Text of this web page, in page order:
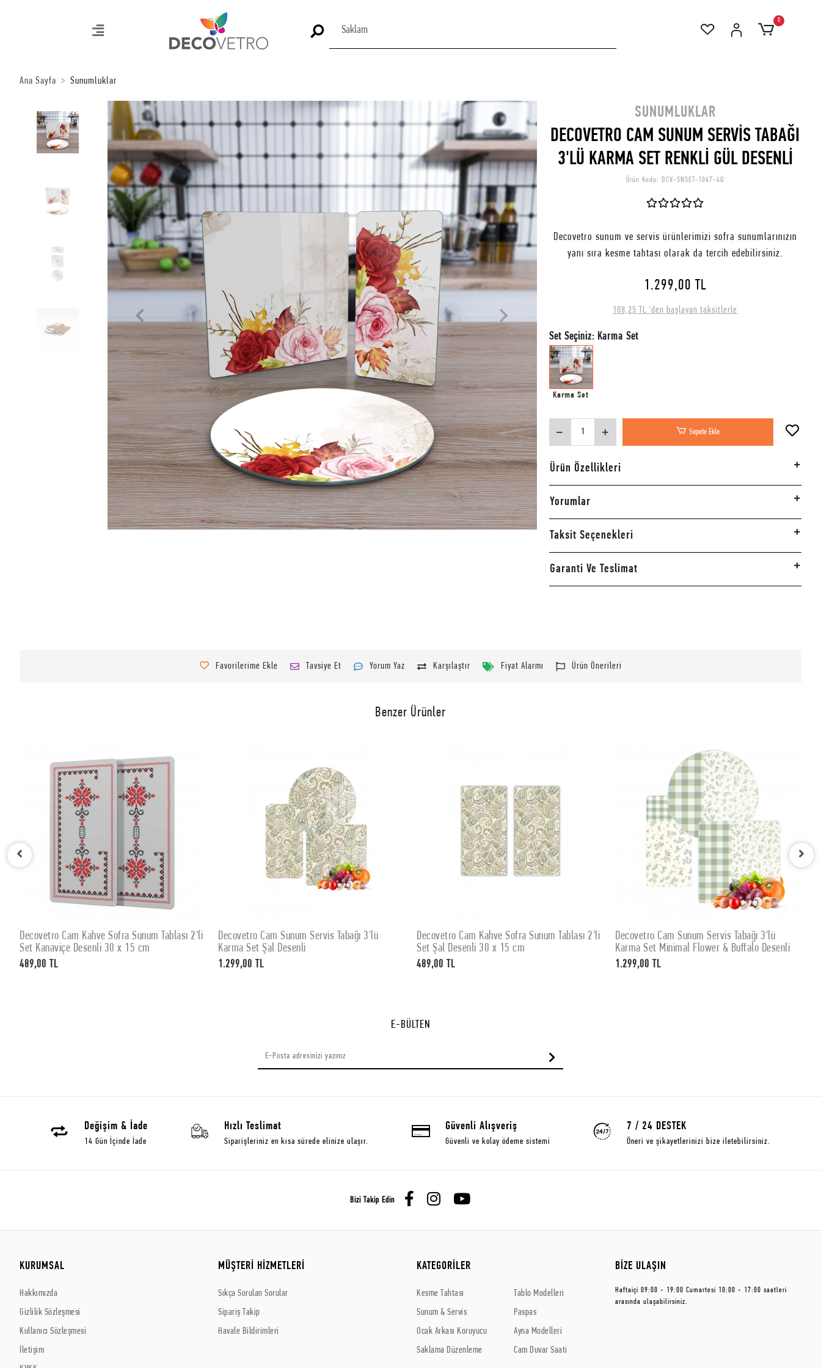
0
Ana Sayfa Sunumluklar
SUNUMLUKLAR
DECOVETRO CAM SUNUM SERVİS TABAĞI
3'LÜ KARMA SET RENKLİ GÜL DESENLİ
Ürün Kodu: DCV-SNSET-1067-4Q
Decovetro sunum ve servis ürünlerimizi sofra sunumlarınızın
yanı sıra kesme tahtası olarak da tercih edebilirsiniz.
1.299,00 TL
108,25 TL 'den başlayan taksitlerle
Set Seçiniz: Karma Set
Karma Set
Sepete Ekle
Ürün Özellikleri
Yorumlar
Taksit Seçenekleri
Garanti Ve Teslimat
Favorilerime Ekle Tavsiye Et Yorum Yaz Karşılaştır Fiyat Alarmı Ürün Önerileri
Benzer Ürünler
SEPETE EKLE
Decovetro Cam Kahve Sofra Sunum Tablası 2'li
Set Kanaviçe Desenli 30 x 15 cm
489,00 TL
SEPETE EKLE
Decovetro Cam Sunum Servis Tabağı 3'lü
Karma Set Şal Desenli
1.299,00 TL
SEPETE EKLE
Decovetro Cam Kahve Sofra Sunum Tablası 2'li
Set Şal Desenli 30 x 15 cm
489,00 TL
SEPETE EKLE
Decovetro Cam Sunum Servis Tabağı 3'lü
Karma Set Minimal Flower & Buffalo Desenli
1.299,00 TL
E-BÜLTEN
Değişim & İade
14 Gün İçinde İade
Hızlı Teslimat
Siparişleriniz en kısa sürede elinize ulaşır.
Güvenli Alışveriş
Güvenli ve kolay ödeme sistemi
7 / 24 DESTEK
Öneri ve şikayetlerinizi bize iletebilirsiniz.
Bizi Takip Edin
KURUMSAL
Hakkımızda
Gizlilik Sözleşmesi
Kullanıcı Sözleşmesi
İletişim
MÜŞTERİ HİZMETLERİ
Sıkça Sorulan Sorular
Sipariş Takip
Havale Bildirimleri
KATEGORİLER
Kesme Tahtası
Sunum & Servis
Ocak Arkası Koruyucu
Saklama Düzenleme
Tablo Modelleri
Paspas
Ayna Modelleri
Cam Duvar Saati
BİZE ULAŞIN
Haftaiçi 09:00 - 19:00 Cumartesi 10:00 - 17:00 saatleri
arasında ulaşabilirsiniz.